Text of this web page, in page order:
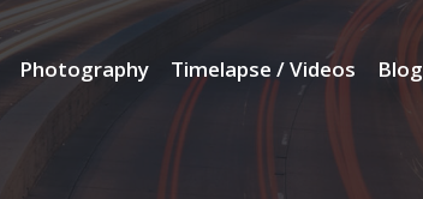
Photography Timelapse / Videos Blog